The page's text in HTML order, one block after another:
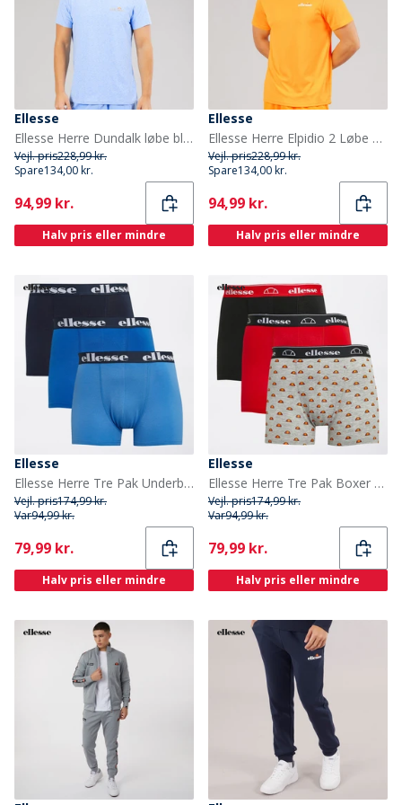
Ellesse
Ellesse Herre Dundalk løbe bluse Blue Marl
Vejl. pris228,99 kr.
Spare134,00 kr.
Current
94,99 kr.
Halv pris eller mindre
Ellesse
Ellesse Herre Elpidio 2 Løbe T-shirt Orange
Vejl. pris228,99 kr.
Spare134,00 kr.
Current
94,99 kr.
Halv pris eller mindre
Ellesse
Ellesse Herre Tre Pak Underbukser Marineblå / Blå
Vejl. pris174,99 kr.
Var94,99 kr.
Current
79,99 kr.
Halv pris eller mindre
Ellesse
Ellesse Herre Tre Pak Boxer Trunks Sort/Grå/Rød
Vejl. pris174,99 kr.
Var94,99 kr.
Current
79,99 kr.
Halv pris eller mindre